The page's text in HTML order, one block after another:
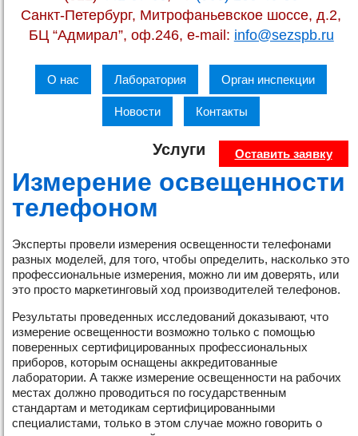
Санкт-Петербург, Митрофаньевское шоссе, д.2,
БЦ “Адмирал”, оф.246, e-mail: info@sezspb.ru
О нас Лаборатория Орган инспекции
Новости Контакты
Услуги Оставить заявку
Измерение освещенности
телефоном
Эксперты провели измерения освещенности телефонами
разных моделей, для того, чтобы определить, насколько это
профессиональные измерения, можно ли им доверять, или
это просто маркетинговый ход производителей телефонов.
Результаты проведенных исследований доказывают, что
измерение освещенности возможно только с помощью
поверенных сертифицированных профессиональных
приборов, которым оснащены аккредитованные
лаборатории. А также измерение освещенности на рабочих
местах должно проводиться по государственным
стандартам и методикам сертифицированными
специалистами, только в этом случае можно говорить о